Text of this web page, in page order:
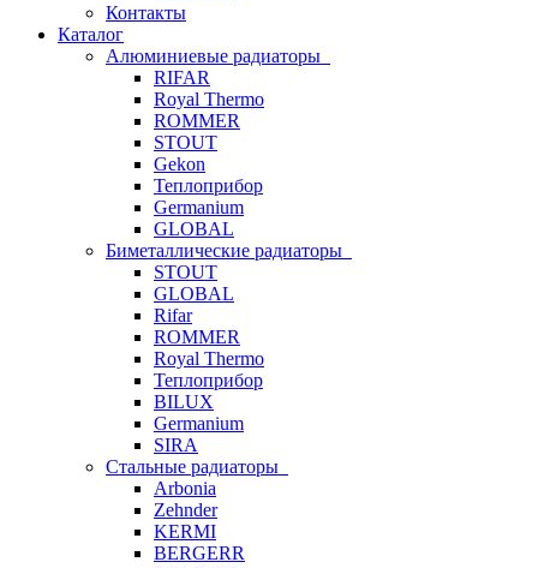
Контакты
Каталог
Алюминиевые радиаторы
RIFAR
Royal Thermo
ROMMER
STOUT
Gekon
Теплоприбор
Germanium
GLOBAL
Биметаллические радиаторы
STOUT
GLOBAL
Rifar
ROMMER
Royal Thermo
Теплоприбор
BILUX
Germanium
SIRA
Стальные радиаторы
Arbonia
Zehnder
KERMI
BERGERR